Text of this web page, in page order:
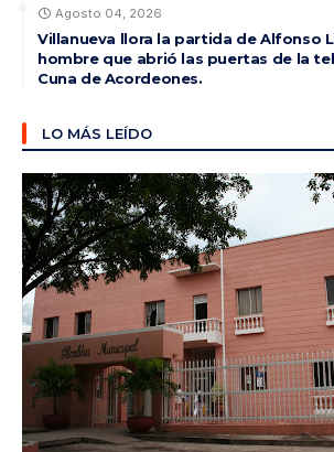
Agosto 04, 2026
Villanueva llora la partida de Alfonso
hombre que abrió las puertas de la
Cuna de Acordeones.
LO MÁS LEÍDO